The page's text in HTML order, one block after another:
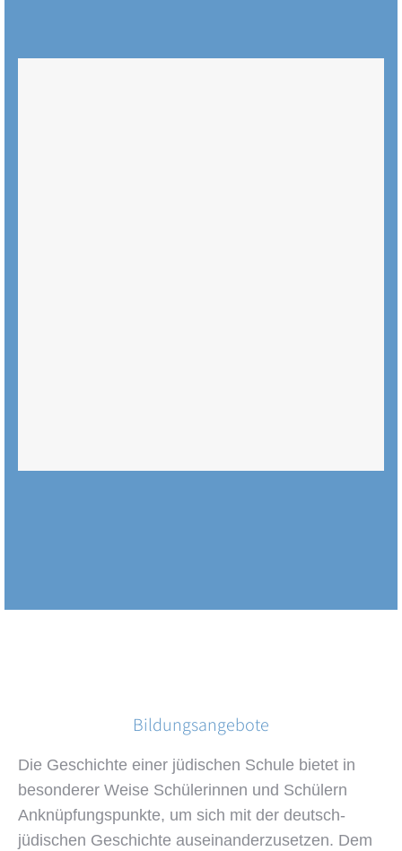
Bildungsangebote
Die Geschichte einer jüdischen Schule bietet in
besonderer Weise Schülerinnen und Schülern
Anknüpfungspunkte, um sich mit der deutsch-
jüdischen Geschichte auseinanderzusetzen. Dem